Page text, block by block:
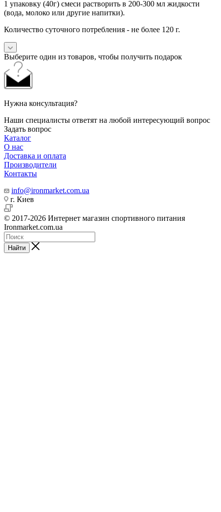
1 упаковку (40г) смеси растворить в 200-300 мл жидкости
(вода, молоко или другие напитки).
Количество суточного потребления - не более 120 г.
Выберите один из товаров, чтобы получить подарок
Нужна консультация?
Наши специалисты ответят на любой интересующий вопрос
Задать вопрос
Каталог
О нас
Доставка и оплата
Производители
Контакты
info@ironmarket.com.ua
г. Киев
© 2017-2026 Интернет магазин спортивного питания
Ironmarket.com.ua
Найти